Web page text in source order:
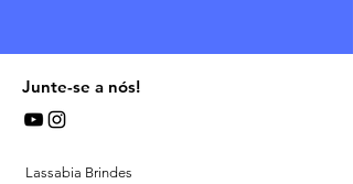
Junte-se a nós!
Lassabia Brindes